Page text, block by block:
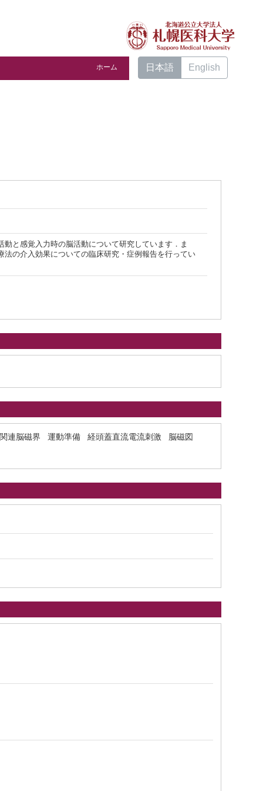
ホーム 日本語 English
と感覚入力時の脳活動について研究しています．ま
の介入効果についての臨床研究・症例報告を行ってい
連脳磁界 運動準備 経頭蓋直流電流刺激 脳磁図